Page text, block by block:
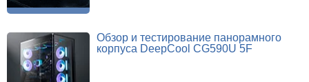
Обзор и тестирование панорамного
корпуса DeepCool CG590U 5F